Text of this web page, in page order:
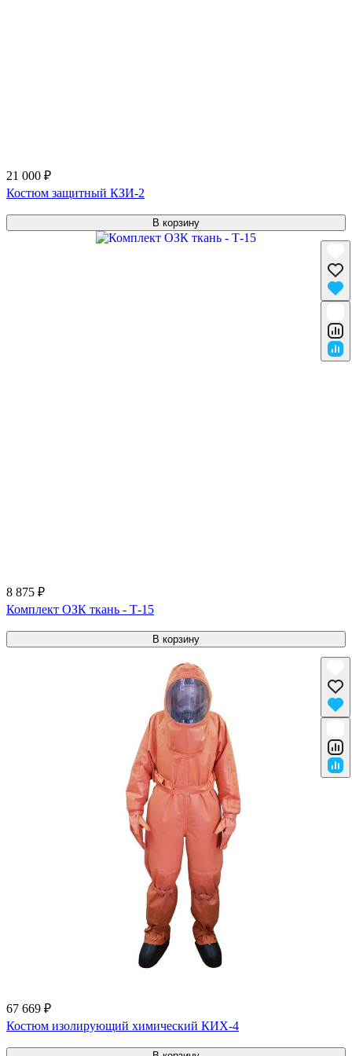
21 000 ₽
Костюм защитный КЗИ-2
В корзину
8 875 ₽
Комплект ОЗК ткань - Т-15
В корзину
67 669 ₽
Костюм изолирующий химический КИХ-4